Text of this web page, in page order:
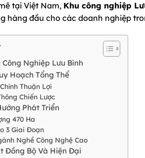
tại Việt Nam, Khu công nghiệp
hàng đầu cho các doanh nghiệp
Nghiệp Lưu Bình
Hoạch Tổng Thể
Thuận Lợi
Chiến Lược
Phát Triển
470 Ha
3 Giai Đoạn
Nghề Công Nghệ Cao
Đồng Bộ Và Hiện Đại